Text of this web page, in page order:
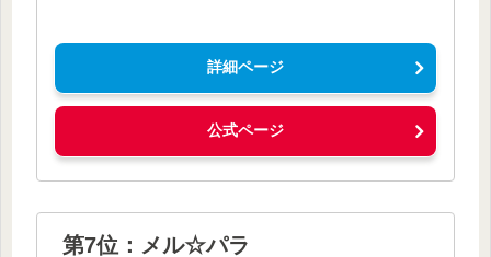
詳細ページ
公式ページ
第7位：メル☆パラ